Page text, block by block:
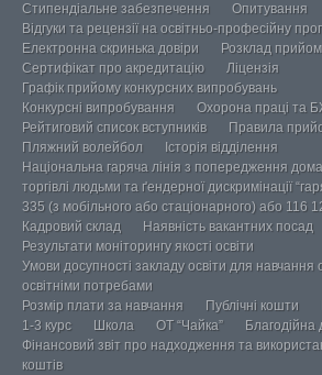
Стипендіальне забезпечення
Опитування
Відгуки та рецензії на освітньо-професійну
Електронна скринька довіри
Розклад
Сертифікат про акредитацію
Ліцензія
Графік прийому конкурсних випробувань
Конкурсні випробування
Охорона праці та
Рейтиговий список вступників
Правила
Пляжний волейбол
Історія відділення
Національна гаряча лінія з попередження
торгівлі людьми та ґендерної дискримінації
335 (з мобільного або стаціонарного) або 116
Кадровий склад
Наявність вакантних посад
Результати моніторингу якості освіти
Умови досупності закладу освіти для навчання
освітніми потребами
Розмір плати за навчання
Публічні кошти
1-3 курс
Школа ОТ “Чайка”
Благодійна
Фінансовий звіт про надходження та
коштів